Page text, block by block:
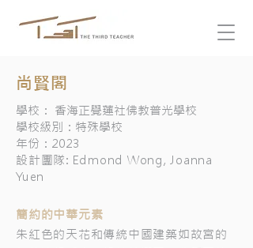
尚賢閣
學校： 香海正覺蓮社佛教普光學校
學校級別：特殊學校
年份：2023
設計團隊: Edmond Wong, Joanna
Yuen
簡約的中華元素
朱紅色的天花和傳統中國建築如故宮的